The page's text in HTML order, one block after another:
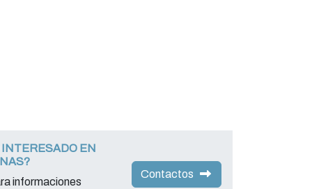
EN
informaciones
Contactos